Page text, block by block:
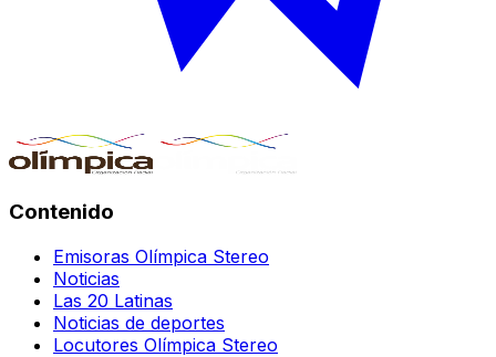
Contenido
Emisoras Olímpica Stereo
Noticias
Las 20 Latinas
Noticias de deportes
Locutores Olímpica Stereo